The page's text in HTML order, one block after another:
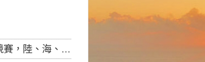
事宜，因颱風備案事宜